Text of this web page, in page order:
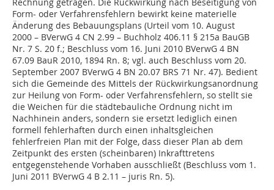
Form- oder Verfahrensfehlern bewirkt keine materielle
Änderung des Bebauungsplans (Urteil vom 10. August
2000 – BVerwG 4 CN 2.99 – Buchholz 406.11 § 215a BauGB
Nr. 7 S. 20 f.; Beschluss vom 16. Juni 2010 BVerwG 4 BN
67.09 BauR 2010, 1894 Rn. 8; vgl. auch Beschluss vom 20.
September 2007 BVerwG 4 BN 20.07 BRS 71 Nr. 47). Bedient
sich die Gemeinde des Mittels der Rückwirkungsanordnung
zur Heilung von Form- oder Verfahrensfehlern, so stellt sie
die Weichen für die städtebauliche Ordnung nicht im
Nachhinein anders, sondern sie ersetzt lediglich einen
formell fehlerhaften durch einen inhaltsgleichen
fehlerfreien Plan mit der Folge, dass dieser Plan ab dem
Zeitpunkt des ersten (scheinbaren) Inkrafttretens
entgegenstehende Vorhaben ausschließt (Beschluss vom 1.
Juni 2011 BVerwG 4 B 2.11 – juris Rn. 5).